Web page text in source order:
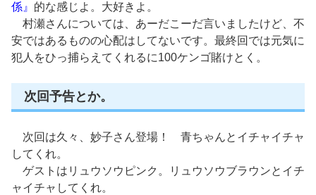
係』 的な感じよ。大好きよ。
村瀬さんについては、あーだこーだ言いましたけど、不
安ではあるものの心配はしてないです。最終回では元気に
犯人をひっ捕らえてくれるに100ケンゴ賭けとく。
次回予告とか。
次回は久々、妙子さん登場！ 青ちゃんとイチャイチャ
してくれ。
ゲストはリュウソウピンク。リュウソウブラウンとイチ
ャイチャしてくれ。